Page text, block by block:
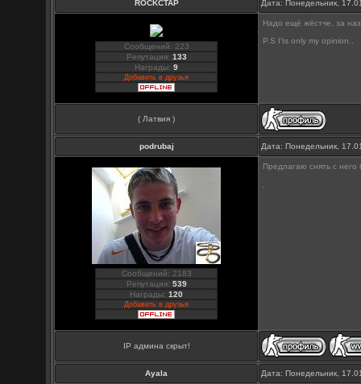
ROCKCTAP Дата: Понедельник,
Сообщений: 223
Репутация: 133
Награды:9
Добавить в друзья
Надо ещё жёстче, за
P.S I'ts only my opinion..
( Латвия )
podrubaj Дата: Понедельник,
Сообщений: 2183
Репутация: 539
Награды:120
Добавить в друзья
Предлагаю снять с него
IP админа скрыт!
Ayala Дата: Понедельник,